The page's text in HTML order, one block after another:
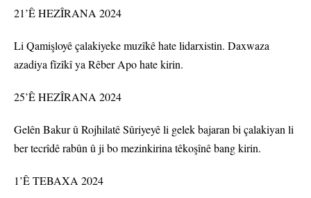
21’Ê HEZÎRANA 2024
Li Qamişloyê çalakiyeke muzîkê hate lidarxistin. Daxwaza
azadiya fîzîkî ya Rêber Apo hate kirin.
25’Ê HEZÎRANA 2024
Gelên Bakur û Rojhilatê Sûriyeyê li gelek bajaran bi çalakiyan li
ber tecrîdê rabûn û ji bo mezinkirina têkoşînê bang kirin.
1’Ê TEBAXA 2024